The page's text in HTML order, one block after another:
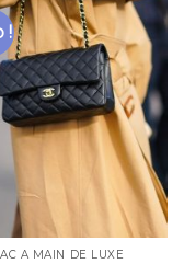
!
A MAIN DE LUXE